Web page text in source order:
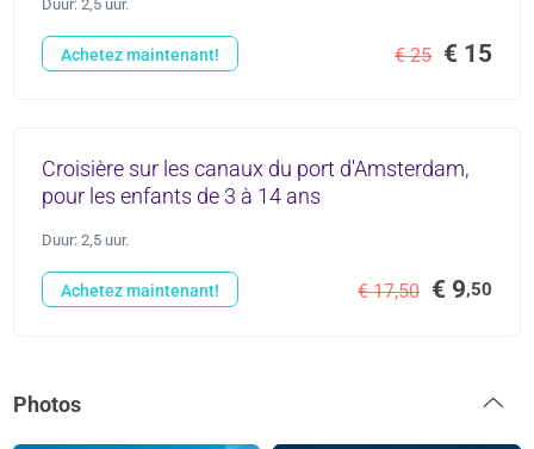
Duur: 2,5 uur.
€ 25 € 15
Achetez maintenant!
Croisière sur les canaux du port d'Amsterdam,
pour les enfants de 3 à 14 ans
Duur: 2,5 uur.
€ 17,50 € 9,50
Achetez maintenant!
Photos